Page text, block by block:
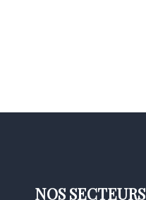
NOS SECTEURS